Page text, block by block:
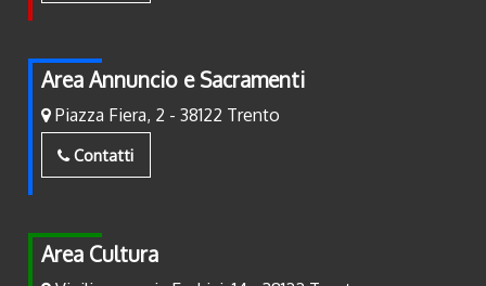
Area Annuncio e Sacramenti
Piazza Fiera, 2 - 38122 Trento
Contatti
Area Cultura